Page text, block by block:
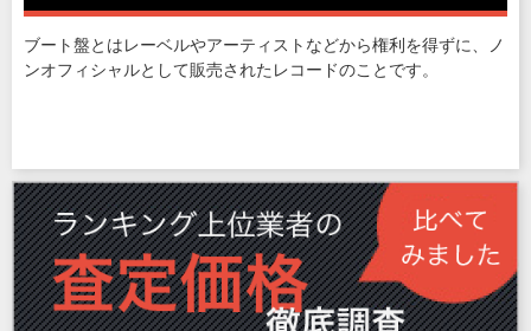
ブート盤とはレーベルやアーティストなどから権利を得ずに、ノ
ンオフィシャルとして販売されたレコードのことです。